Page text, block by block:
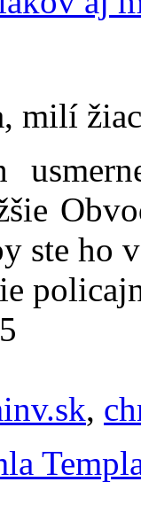
milí
ste ho
,